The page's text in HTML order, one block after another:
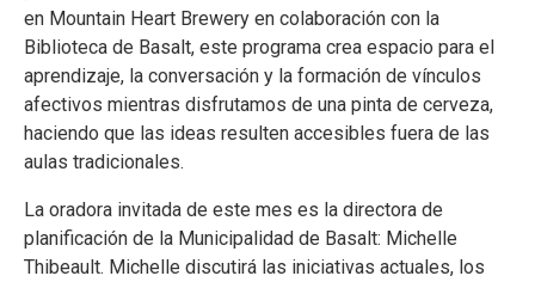
en Mountain Heart Brewery en colaboración con la
Biblioteca de Basalt, este programa crea espacio para el
aprendizaje, la conversación y la formación de vínculos
afectivos mientras disfrutamos de una pinta de cerveza,
haciendo que las ideas resulten accesibles fuera de las
aulas tradicionales.
La oradora invitada de este mes es la directora de
planificación de la Municipalidad de Basalt: Michelle
Thibeault. Michelle discutirá las iniciativas actuales, los